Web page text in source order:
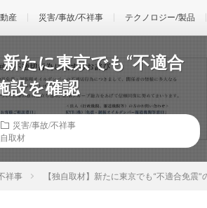
産 災害/事故/不祥事 テクノロジー/製品
新たに東京でも“不適合
設を確認
災害/事故/不祥事
取材
祥事 【独自取材】新たに東京でも“不適合免震